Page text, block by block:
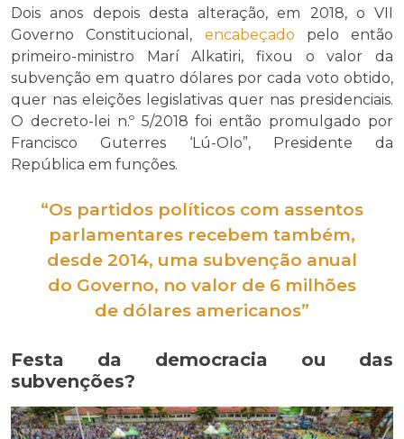
Dois anos depois desta alteração, em 2018, o VII
Governo Constitucional, encabeçado pelo então
primeiro-ministro Marí Alkatiri, fixou o valor da
subvenção em quatro dólares por cada voto obtido,
quer nas eleições legislativas quer nas presidenciais.
O decreto-lei n.º 5/2018 foi então promulgado por
Francisco Guterres ‘Lú-Olo”, Presidente da
República em funções.
“Os partidos políticos com assentos
parlamentares recebem também,
desde 2014, uma subvenção anual
do Governo, no valor de 6 milhões
de dólares americanos”
Festa da democracia ou das
subvenções?